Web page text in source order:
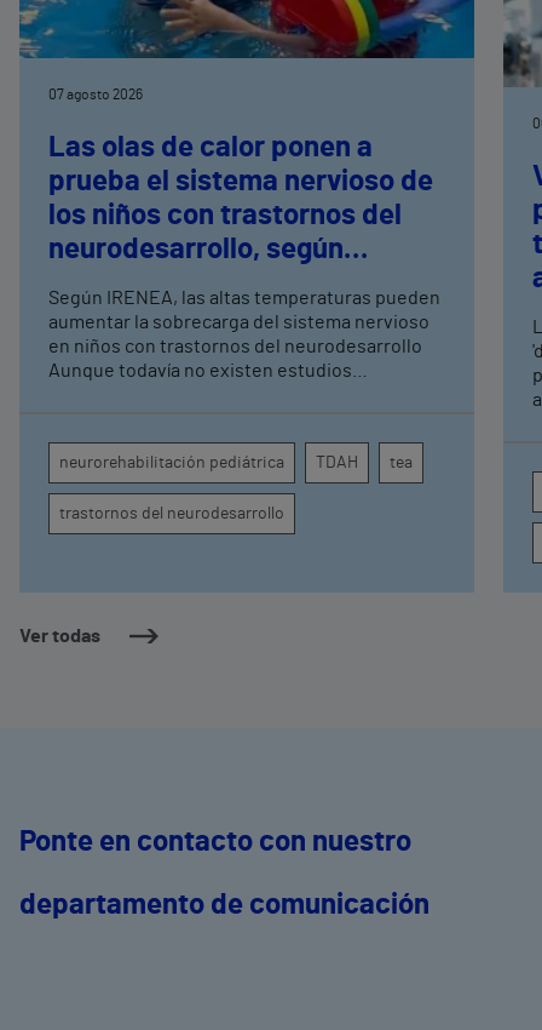
Ver todas
07 agosto 2026
Las olas de calor ponen a
prueba el sistema nervioso de
los niños con trastornos del
neurodesarrollo, según
neurorrehabilitación
pediátrica de Vithas
Según IRENEA, las altas temperaturas pueden
aumentar la sobrecarga del sistema nervioso
en niños con trastornos del neurodesarrollo
Aunque todavía no existen estudios
atención, la regulación emocional y la
conducta
neurorehabilitación pediátrica TDAH tea
trastornos del neurodesarrollo
Ponte en contacto con nuestro
departamento de comunicación